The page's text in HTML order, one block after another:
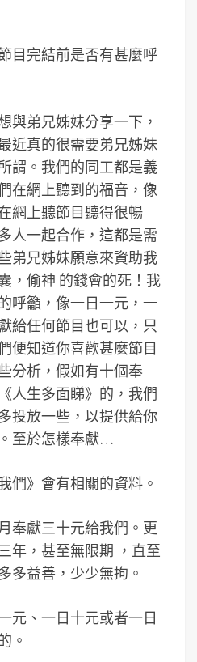
目完結前是否有甚麼呼
與弟兄姊妹分享一下，
近真的很需要弟兄姊妹
謂。我們的同工都是義
在網上聽到的福音，像
網上聽節目聽得很暢
人一起合作，這都是需
弟兄姊妹願意來資助我
，偷神 的錢會的死！我
呼籲，像一日一元，一
給任何節目也可以，只
便知道你喜歡甚麼節目
分析，假如有十個奉
人生多面睇》的，我們
投放一些，以提供給你
至於怎樣奉獻…
們》會有相關的資料。
奉獻三十元給我們。更
年，甚至無限期 ，直至
多益善，少少無拘。
元、一日十元或者一日
。